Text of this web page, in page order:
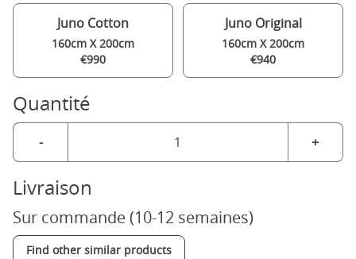
Juno Cotton
160cm X 200cm
€990
Juno Original
160cm X 200cm
€940
Quantité
- +
Livraison
Sur commande (10-12 semaines)
Find other similar products